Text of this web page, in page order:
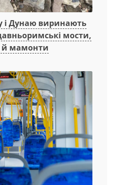
і Дунаю виринають
мости,
й мамонти